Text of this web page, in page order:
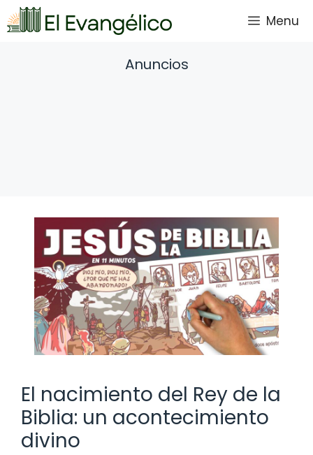
Saltar
al
Menu
Anuncios
El nacimiento del Rey de la
Biblia: un acontecimiento
divino